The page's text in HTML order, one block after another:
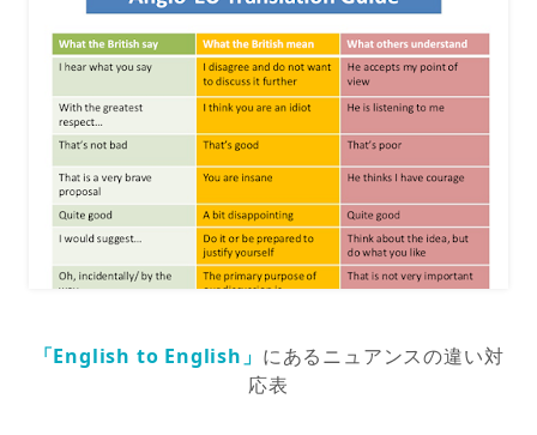
「English to English」 にあるニュアンスの違い対
応表